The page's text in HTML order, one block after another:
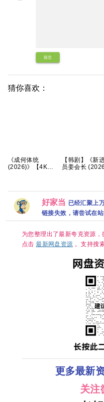
提交
猜你喜欢：
《成何体统
(2026)》【4K
【韩剧】《新
员姜会长
好家当 已经汇聚上
链接失效，请尝试在
为您整理出了最新夸克资源
点击最新网盘资源 。支持搜
更多最新
关注